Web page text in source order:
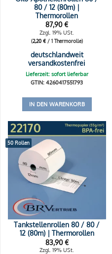
80 / 12 (80m) |
Thermorollen
87,90€
Zzgl. 19% USt.
(2,20 €/ 1 Thermorolle)
deutschlandweit
versandkostenfrei
Lieferzeit: sofort lieferbar
GTIN: 4260417551793
IN DEN WARENKORB
50 Rollen
Tankstellenrollen 80 / 80 /
12 (80m) | Thermorollen
83,90€
Zzgl. 19% USt.